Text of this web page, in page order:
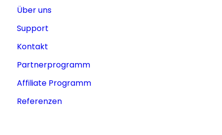
Über uns
Support
Kontakt
Partnerprogramm
Affiliate Programm
Referenzen